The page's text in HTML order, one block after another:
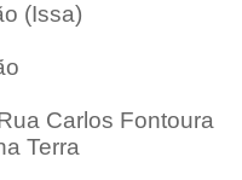
(Issa)
Carlos Fontoura
Terra